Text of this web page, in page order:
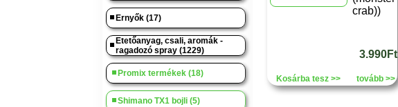
Ernyők (17)
Etetőanyag, csali, aromák -
ragadozó spray (1229)
Promix termékek (18)
Shimano TX1 bojli (5)
crab))
3.990Ft
Kosárba tesz >> tovább >>